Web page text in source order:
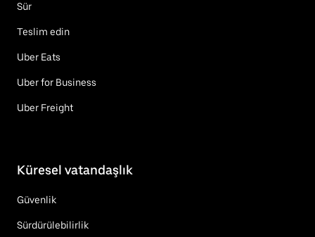
Sür
Teslim edin
Uber Eats
Uber for Business
Uber Freight
Küresel vatandaşlık
Güvenlik
Sürdürülebilirlik